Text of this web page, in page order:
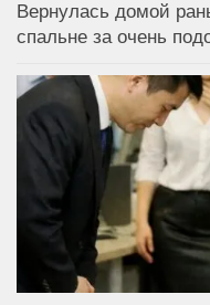
Вернулась домой
спальне за очень